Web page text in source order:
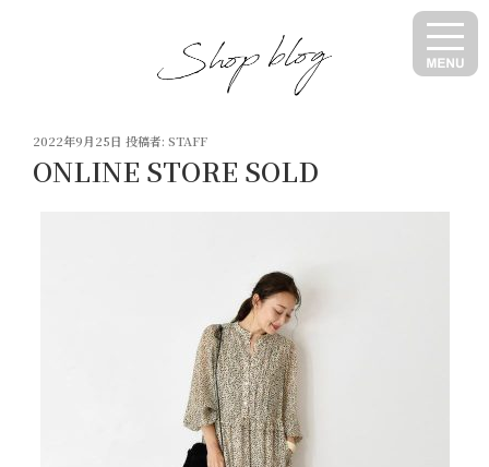
投
稿
日:
2022年9月25日 投稿者: STAFF
ONLINE STORE SOLD